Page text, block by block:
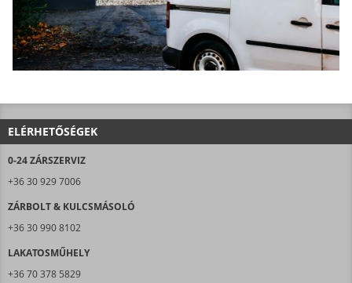
ELÉRHETŐSÉGEK
0-24 ZÁRSZERVIZ
+36 30 929 7006
ZÁRBOLT & KULCSMÁSOLÓ
+36 30 990 8102
LAKATOSMŰHELY
+36 70 378 5829